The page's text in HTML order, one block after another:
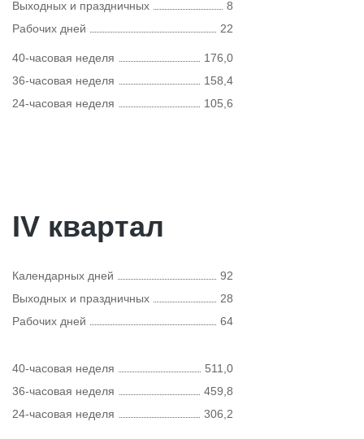
Выходных и праздничных
8
Рабочих дней
22
40-часовая неделя
176,0
36-часовая неделя
158,4
24-часовая неделя
105,6
IV квартал
Календарных дней
92
Выходных и праздничных
28
Рабочих дней
64
40-часовая неделя
511,0
36-часовая неделя
459,8
24-часовая неделя
306,2